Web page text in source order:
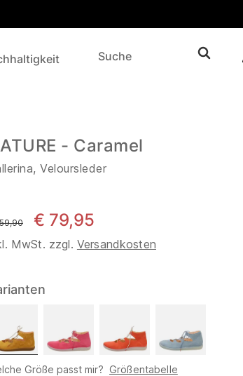
- Caramel
Veloursleder
€ 79,95
MwSt. zzgl. Versandkosten
Größe passt mir? Größentabelle